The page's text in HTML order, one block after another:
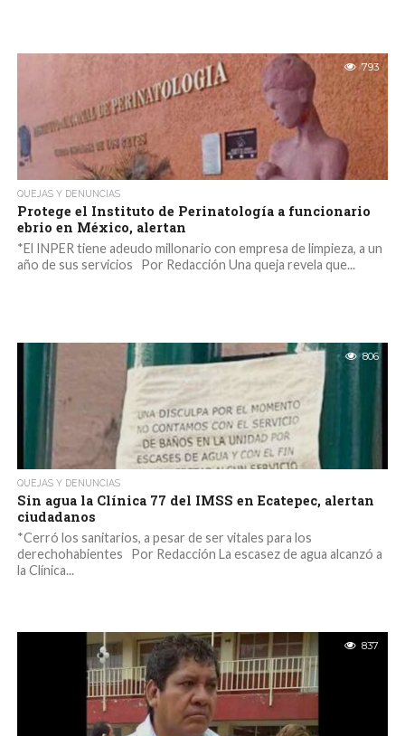
793
QUEJAS Y DENUNCIAS
Protege el Instituto de Perinatología a funcionario
ebrio en México, alertan
*El INPER tiene adeudo millonario con empresa de limpieza, a un
año de sus servicios Por Redacción Una queja revela que...
806
QUEJAS Y DENUNCIAS
Sin agua la Clínica 77 del IMSS en Ecatepec, alertan
ciudadanos
*Cerró los sanitarios, a pesar de ser vitales para los
derechohabientes Por Redacción La escasez de agua alcanzó a
la Clínica...
837